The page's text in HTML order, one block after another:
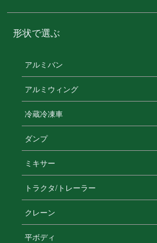
形状で選ぶ
アルミバン
アルミウィング
冷蔵冷凍⾞
ダンプ
ミキサー
トラクタ/トレーラー
クレーン
平ボディ